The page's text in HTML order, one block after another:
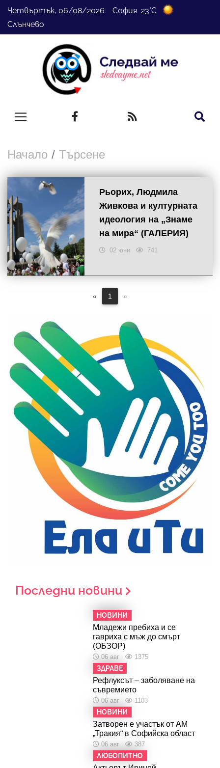
Четвъртък, 06/08/2026 София 23°C
Слънчево
Начало Търсене
Рьорих, Людмила
Живкова и културната
идеология на „Знаме
на мира“ (ГАЛЕРИЯ)
02 юни 741
« 1 »
Последни новини
НОВИНИ
Младежи пребиха и се
гавриха с мъж до смърт
(ОБЗОР)
06 авг 1375
ЗДРАВЕ
Рефлуксът – заболяване на
съвремието
06 авг 1103
НОВИНИ
Затворен е участък от АМ
„Тракия“ в Софийска област
06 авг 387
ЛЮБОПИТНО